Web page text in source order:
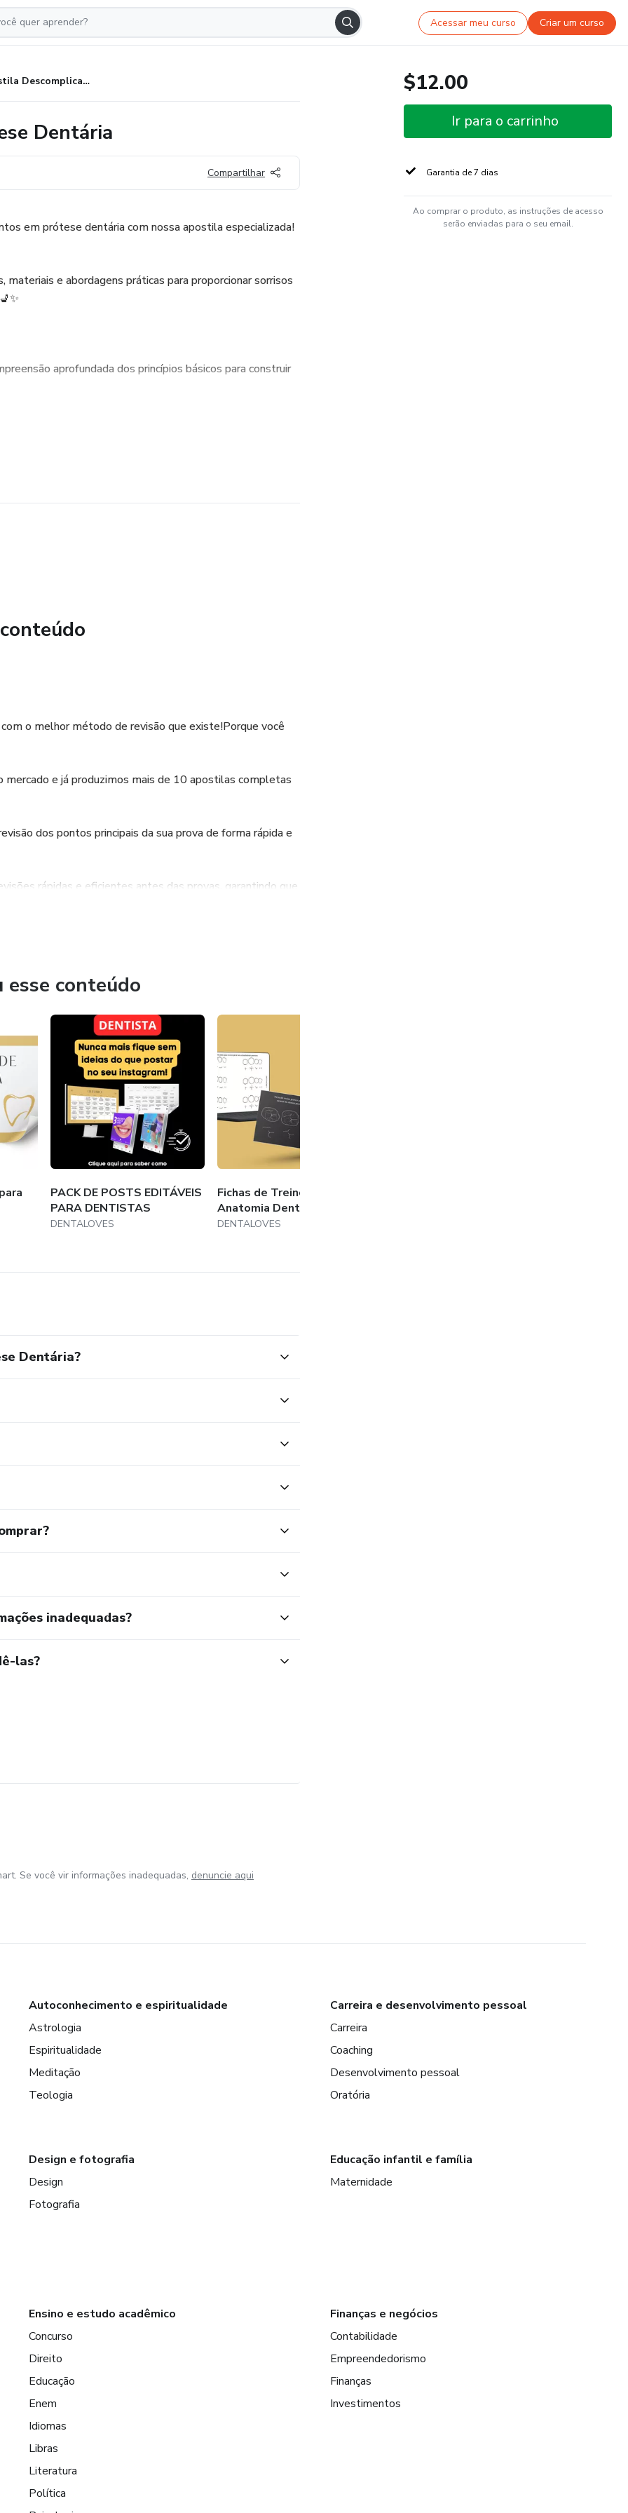
Acessar meu curso Criar um curso
Apostila Descomplicando Prótese Dentária
Dentária
Compartilhar
em prótese dentária com nossa apostila especializada!
materiais e abordagens práticas para proporcionar sorrisos
aprofundada dos princípios básicos para construir
o melhor método de revisão que existe!Porque você
e já produzimos mais de 10 apostilas completas
dos pontos principais da sua prova de forma rápida e
rápidas e eficientes antes das provas, garantindo que
de caso e procedimentos passo a passo,
eficaz na sua prática odontológica.
conhecimento essencial, poupando seu tempo e energia,
conteúdo
PACK DE POSTS EDITÁVEIS
PARA DENTISTAS
DENTALOVES
Fichas de Treino de
Anatomia Dental
DENTALOVES
Dentária?
inadequadas?
las?
$12.00
Ir para o carrinho
Garantia de 7 dias
Ao comprar o produto, as instruções de acesso
serão enviadas para o seu email.
Se você vir informações inadequadas, denuncie aqui
Autoconhecimento e espiritualidade
Astrologia
Espiritualidade
Meditação
Teologia
Carreira e desenvolvimento pessoal
Carreira
Coaching
Desenvolvimento pessoal
Oratória
Design e fotografia
Design
Fotografia
Educação infantil e família
Maternidade
Ensino e estudo acadêmico
Concurso
Direito
Educação
Enem
Idiomas
Libras
Literatura
Política
Finanças e negócios
Contabilidade
Empreendedorismo
Finanças
Investimentos